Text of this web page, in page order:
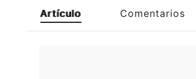
Artículo Comentarios